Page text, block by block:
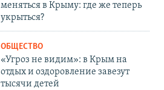
меняться в Крыму: где же теперь
укрыться?
ОБЩЕСТВО
«Угроз не видим»: в Крым на
отдых и оздоровление завезут
тысячи детей